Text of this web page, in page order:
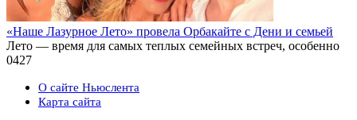
«Наше Лазурное Лето» провела Орбакайте с Дени и семьей
Лето — время для самых теплых семейных встреч, особенно
0427
О сайте Ньюслента
Карта сайта